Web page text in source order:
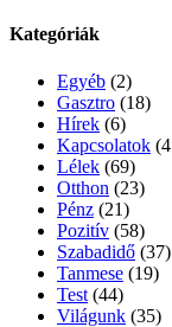
Kategóriák
Egyéb (2)
Gasztro (18)
Hírek (6)
Kapcsolatok
Lélek (69)
Otthon (23)
Pénz (21)
Pozitív (58)
Szabadidő (37)
Tanmese (19)
Test (44)
Világunk (35)